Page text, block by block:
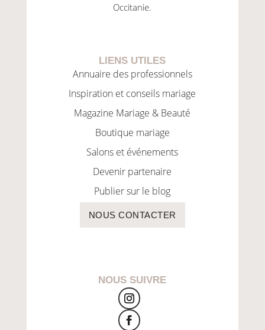
Occitanie.
LIENS UTILES
Annuaire des professionnels
Inspiration et conseils mariage
Magazine Mariage & Beauté
Boutique mariage
Salons et événements
Devenir partenaire
Publier sur le blog
NOUS CONTACTER
NOUS SUIVRE